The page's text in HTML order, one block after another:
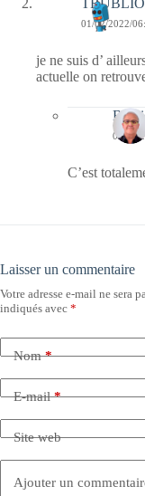
01/02/2022/
je ne suis d’
actuelle on
04/02/
C’est
Laisser un commentaire
Votre adresse e-mail ne sera
indiqués avec *
Nom*
E-mail*
Site web
Ajouter un